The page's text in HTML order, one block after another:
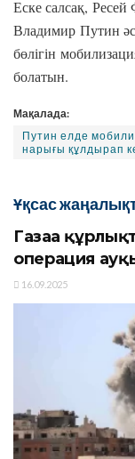
Еске салсақ,
Владимир Путин
бөлігін
болатын.
Мақалада:
Путин елде
нарығы құлдырап
Ұқсас
Газаға
операция
16.09.2025